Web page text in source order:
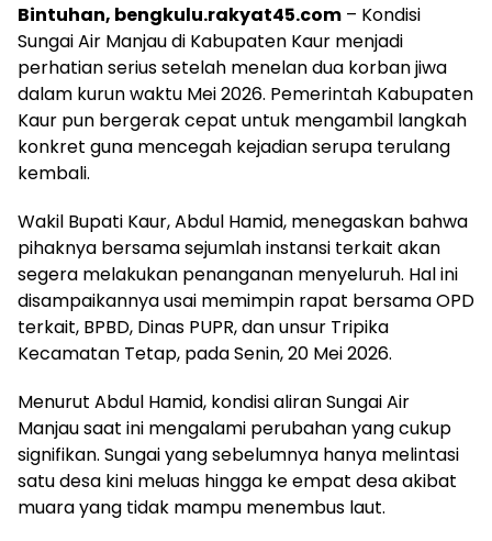
Bintuhan, bengkulu.rakyat45.com – Kondisi
Sungai Air Manjau di Kabupaten Kaur menjadi
perhatian serius setelah menelan dua korban jiwa
dalam kurun waktu Mei 2026. Pemerintah Kabupaten
Kaur pun bergerak cepat untuk mengambil langkah
konkret guna mencegah kejadian serupa terulang
kembali.
Wakil Bupati Kaur, Abdul Hamid, menegaskan bahwa
pihaknya bersama sejumlah instansi terkait akan
segera melakukan penanganan menyeluruh. Hal ini
disampaikannya usai memimpin rapat bersama OPD
terkait, BPBD, Dinas PUPR, dan unsur Tripika
Kecamatan Tetap, pada Senin, 20 Mei 2026.
Menurut Abdul Hamid, kondisi aliran Sungai Air
Manjau saat ini mengalami perubahan yang cukup
signifikan. Sungai yang sebelumnya hanya melintasi
satu desa kini meluas hingga ke empat desa akibat
muara yang tidak mampu menembus laut.